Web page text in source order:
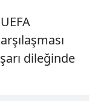
dileğinde